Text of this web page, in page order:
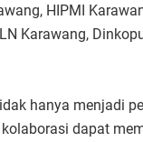
HIPMI
Karawang,
hanya menjadi
dapat